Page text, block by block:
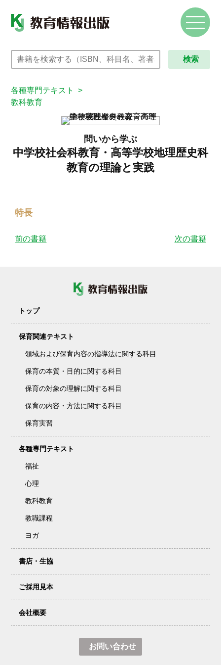
検索
各種専門テキスト
>
教科教育
問いから学ぶ
中学校社会科教育・高等学校地理歴史科
教育の理論と実践
特長
前の書籍 次の書籍
トップ
保育関連テキスト
領域および保育内容の指導法に関する科目
保育の本質・目的に関する科目
保育の対象の理解に関する科目
保育の内容・方法に関する科目
保育実習
各種専門テキスト
福祉
心理
教科教育
教職課程
ヨガ
書店・生協
ご採用見本
会社概要
お問い合わせ